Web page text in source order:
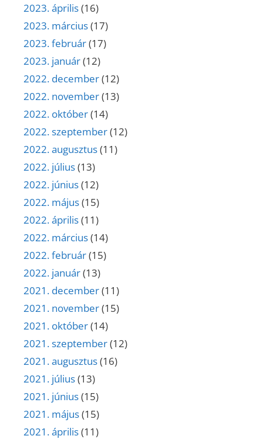
2023. április(16)
2023. március(17)
2023. február(17)
2023. január(12)
2022. december(12)
2022. november(13)
2022. október(14)
2022. szeptember(12)
2022. augusztus(11)
2022. július(13)
2022. június(12)
2022. május(15)
2022. április(11)
2022. március(14)
2022. február(15)
2022. január(13)
2021. december(11)
2021. november(15)
2021. október(14)
2021. szeptember(12)
2021. augusztus(16)
2021. július(13)
2021. június(15)
2021. május(15)
2021. április(11)